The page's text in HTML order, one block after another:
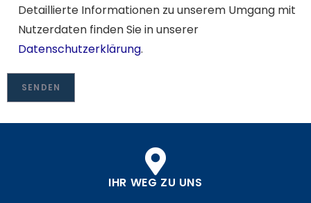
Detaillierte Informationen zu unserem Umgang mit
Nutzerdaten finden Sie in unserer
Datenschutzerklärung.
IHR WEG ZU UNS